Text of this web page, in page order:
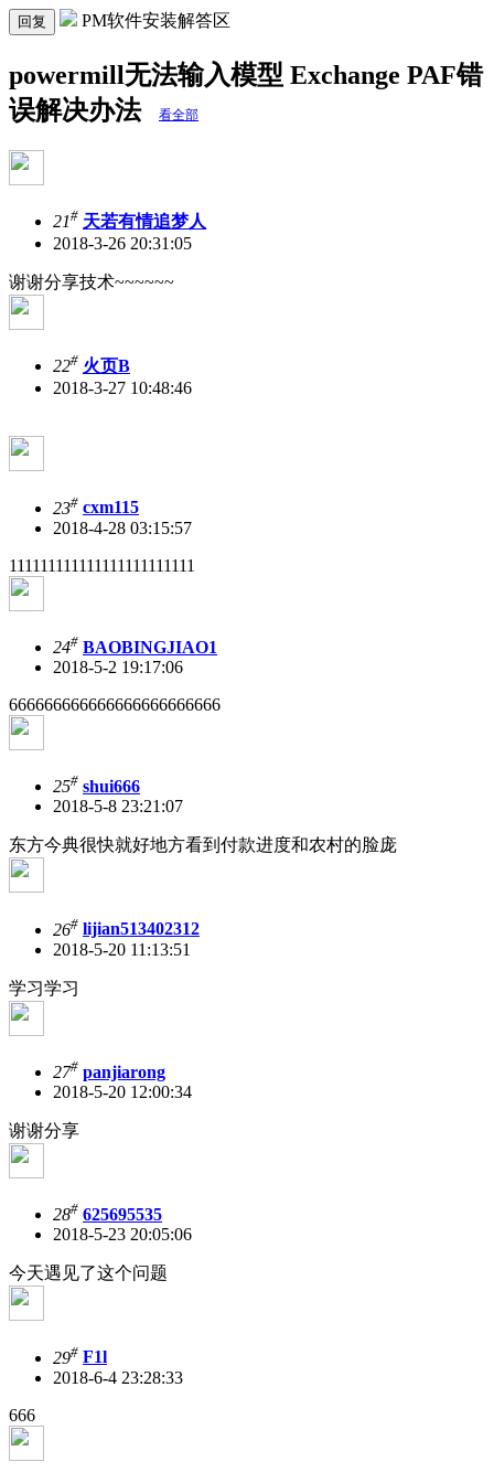
回复 PM软件安装解答区
powermill无法输入模型 Exchange PAF错
误解决办法
看全部
21# 天若有情追梦人
2018-3-26 20:31:05
谢谢分享技术~~~~~~
22# 火页B
2018-3-27 10:48:46
23# cxm115
2018-4-28 03:15:57
111111111111111111111111
24# BAOBINGJIAO1
2018-5-2 19:17:06
666666666666666666666666
25# shui666
2018-5-8 23:21:07
东方今典很快就好地方看到付款进度和农村的脸庞
26# lijian513402312
2018-5-20 11:13:51
学习学习
27# panjiarong
2018-5-20 12:00:34
谢谢分享
28# 625695535
2018-5-23 20:05:06
今天遇见了这个问题
29# F1l
2018-6-4 23:28:33
666